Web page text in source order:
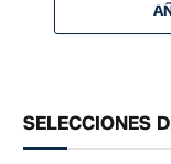
SELECCIONES